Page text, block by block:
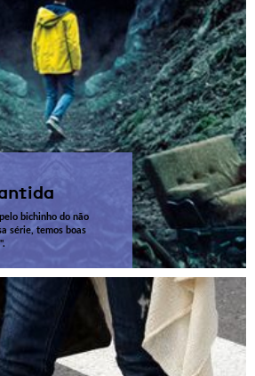
bichinho do não
série, temos boas